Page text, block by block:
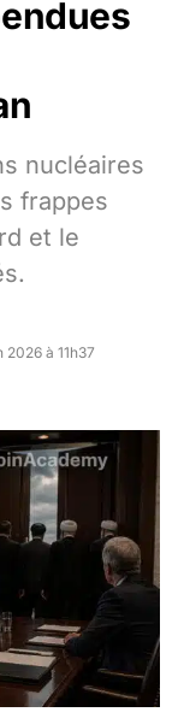
nucléaires
frappes
et le
2026 à 11h37